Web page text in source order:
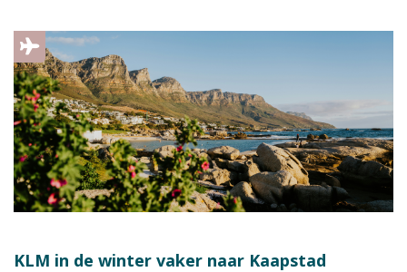
KLM in de winter vaker naar Kaapstad